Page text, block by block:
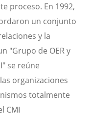
proceso. En 1992,
un conjunto
y la
"Grupo de OER y
se reúne
organizaciones
totalmente
CMI